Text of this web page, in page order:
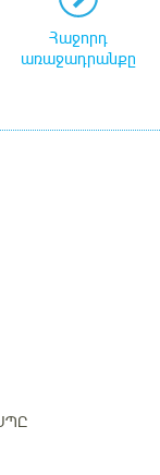
Հաջորդ
առաջադրանքը